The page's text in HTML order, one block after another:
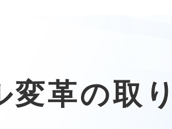
変革の取